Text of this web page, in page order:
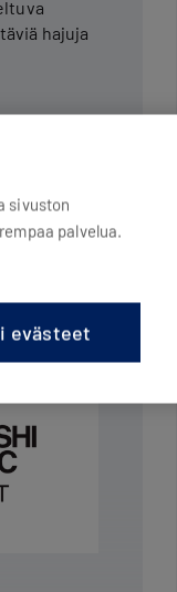
hajuja
sivuston
palvelua.
evästeet